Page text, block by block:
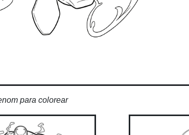
para colorear